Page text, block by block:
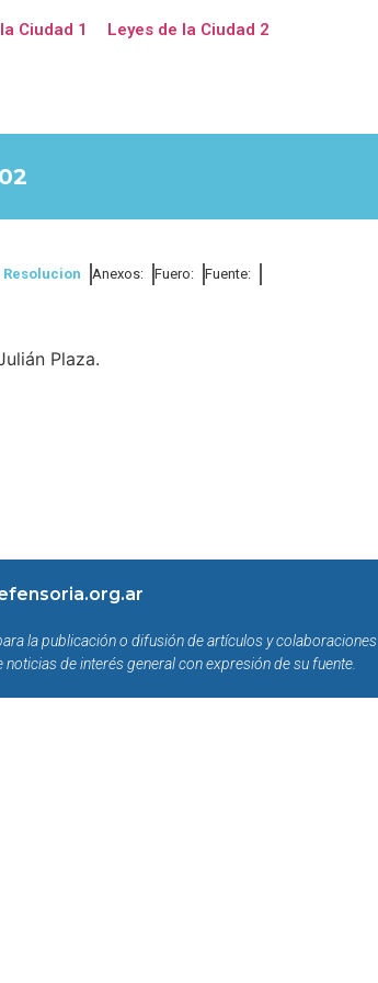
Ciudad 1 Leyes de la Ciudad 2
Resolucion Anexos: Fuero: Fuente:
Plaza.
la publicación o difusión de artículos y colaboraciones
de interés general con expresión de su fuente.